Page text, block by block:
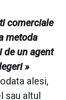
comerciale
metoda
de un agent
»
alesi,
sau altul